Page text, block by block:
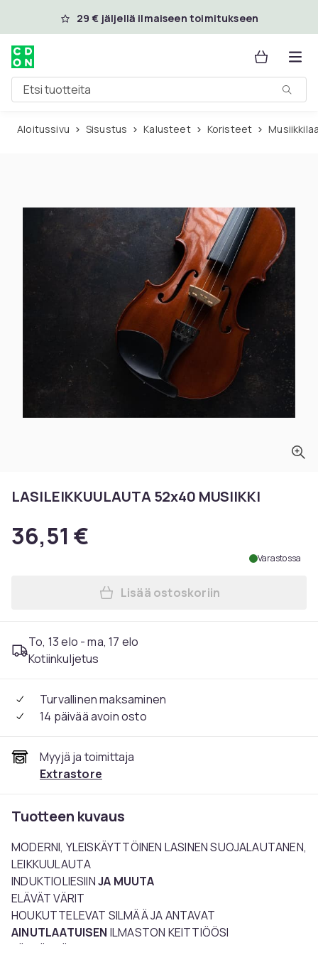
Ohita ja siirry pääsisältöön
29 € jäljellä ilmaiseen toimitukseen
Etsi tuotteita
Aloitussivu Sisustus Kalusteet Koristeet
LASILEIKKUULAUTA 52x40 MUSIIKKI
36,51 €
Varastossa
Lisää LASILEIKKUULAUTA
Lisää ostoskoriin
To, 13 elo - ma, 17 elo
Kotiinkuljetus
Turvallinen maksaminen
14 päivää avoin osto
Myyjä ja toimittaja
Extrastore
Tuotteen kuvaus
MODERNI, YLEISKÄYTTÖINEN LASINEN SUOJALAUTANEN,
LEIKKUULAUTA
INDUKTIOLIESIINJA MUUTA
ELÄVÄT VÄRIT
HOUKUTTELEVAT SILMÄÄ JA ANTAVAT
AINUTLAATUISEN ILMASTON KEITTIÖÖSI
KÄYTÄNNÖLLINEN